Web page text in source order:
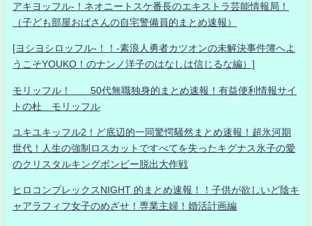
アキヨッフル-！ネオニートスケ番長のエキストラ芸能情報局！
（子ども部屋おばさんの自宅警備員的まとめ速報）
[ヨシヨシロッフル-！！-素浪人勇者カツオンの未解決事件簿へよ
うこそYOUKO！のナンノ洋子のはなしは信じるな編）]
モリッフル！ 50代無職独身的まとめ速報！有益便利情報サイ
トの杜 モリッフル
ユキユキッフル2！ど底辺的一同驚愕騒然まとめ速報！超氷河期
世代！人生の強制ロスカットですべてを失ったキグナス氷子の愛
のクリスタルキングボンビー脱出大作戦
ヒロコンプレックスNIGHT 的まとめ速報！！子供が欲しいど陰キ
ャアラフィフ女子のめざせ！専業主婦！婚活計画編